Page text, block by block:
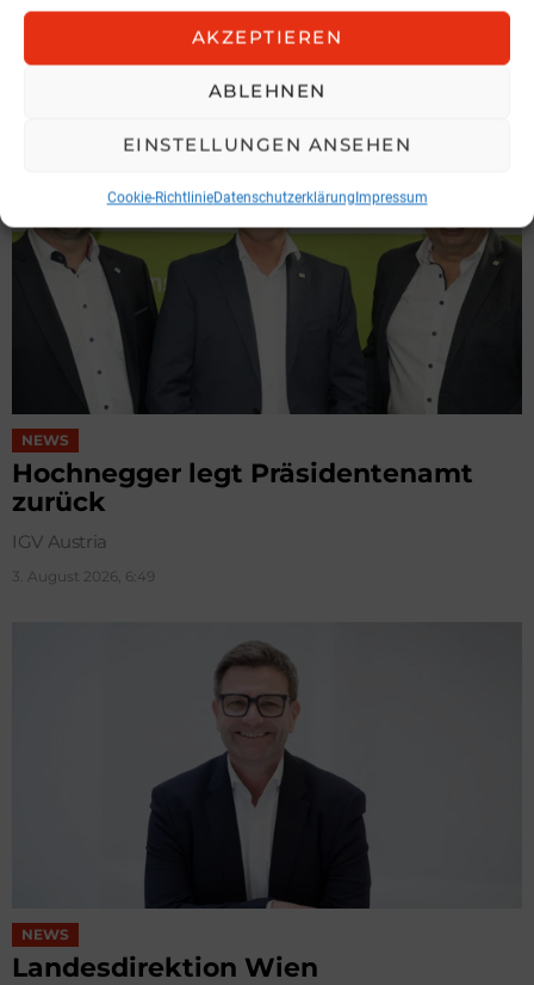
AKZEPTIEREN
ABLEHNEN
EINSTELLUNGEN ANSEHEN
Cookie-RichtlinieDatenschutzerklärungImpressum
Spari geht zu KOBAN
NEWS
Hochnegger legt Präsidentenamt
zurück
IGV Austria
3. August 2026, 6:49
NEWS
Landesdirektion Wien